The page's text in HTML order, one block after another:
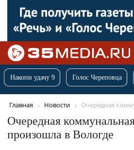
Накопи удачу 9 Голос Череповца
Главная Новости Очередная
Очередная
произошла в Вологде